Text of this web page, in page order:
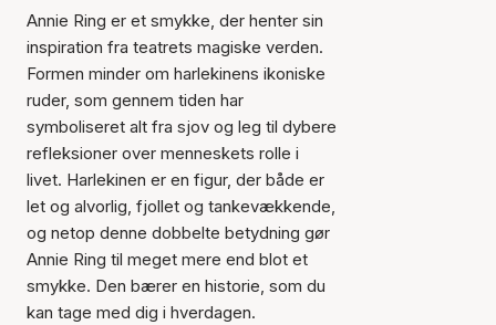
Annie Ring er et smykke, der henter sin
inspiration fra teatrets magiske verden.
Formen minder om harlekinens ikoniske
ruder, som gennem tiden har
symboliseret alt fra sjov og leg til dybere
refleksioner over menneskets rolle i
livet. Harlekinen er en figur, der både er
let og alvorlig, fjollet og tankevækkende,
og netop denne dobbelte betydning gør
Annie Ring til meget mere end blot et
smykke. Den bærer en historie, som du
kan tage med dig i hverdagen.